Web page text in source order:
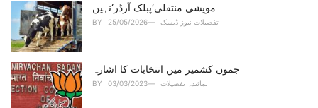
مویشی منتقلی’پبلک آرڈر‘نہیں
BY تفصیلات نیوز ڈیسک 25/05/2026
جموں کشمیر میں انتخابات کا اشارہ
BY نمائندہ تفصیلات 03/03/2023